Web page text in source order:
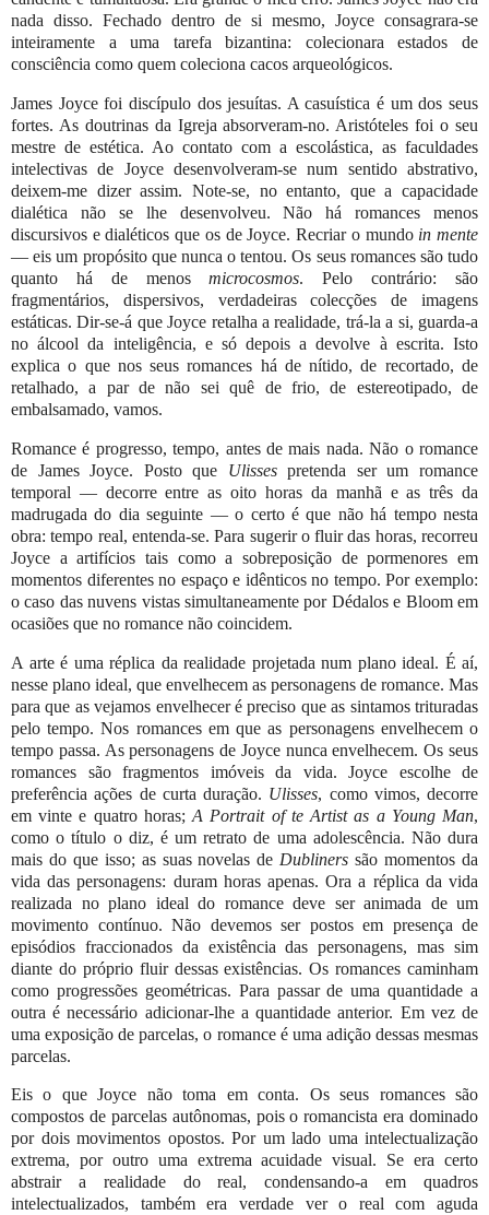
nada disso. Fechado dentro de si mesmo, Joyce consagrara-se
inteiramente a uma tarefa bizantina: colecionara estados de
consciência como quem coleciona cacos arqueológicos.
James Joyce foi discípulo dos jesuítas. A casuística é um dos seus
fortes. As doutrinas da Igreja absorveram-no. Aristóteles foi o seu
mestre de estética. Ao contato com a escolástica, as faculdades
intelectivas de Joyce desenvolveram-se num sentido abstrativo,
deixem-me dizer assim. Note-se, no entanto, que a capacidade
dialética não se lhe desenvolveu. Não há romances menos
discursivos e dialéticos que os de Joyce. Recriar o mundo in mente
— eis um propósito que nunca o tentou. Os seus romances são tudo
quanto há de menosmicrocosmos. Pelo contrário: são
fragmentários, dispersivos, verdadeiras colecções de imagens
estáticas. Dir-se-á que Joyce retalha a realidade, trá-la a si, guarda-a
no álcool da inteligência, e só depois a devolve à escrita. Isto
explica o que nos seus romances há de nítido, de recortado, de
retalhado, a par de não sei quê de frio, de estereotipado, de
embalsamado, vamos.
Romance é progresso, tempo, antes de mais nada. Não o romance
de James Joyce. Posto que Ulissespretenda ser um romance
temporal — decorre entre as oito horas da manhã e as três da
madrugada do dia seguinte — o certo é que não há tempo nesta
obra: tempo real, entenda-se. Para sugerir o fluir das horas, recorreu
Joyce a artifícios tais como a sobreposição de pormenores em
momentos diferentes no espaço e idênticos no tempo. Por exemplo:
o caso das nuvens vistas simultaneamente por Dédalos e Bloom em
ocasiões que no romance não coincidem.
A arte é uma réplica da realidade projetada num plano ideal. É aí,
nesse plano ideal, que envelhecem as personagens de romance. Mas
para que as vejamos envelhecer é preciso que as sintamos trituradas
pelo tempo. Nos romances em que as personagens envelhecem o
tempo passa. As personagens de Joyce nunca envelhecem. Os seus
romances são fragmentos imóveis da vida. Joyce escolhe de
preferência ações de curta duração. Ulisses, como vimos, decorre
em vinte e quatro horas;A Portrait of te Artist as a Young Man,
como o título o diz, é um retrato de uma adolescência. Não dura
mais do que isso; as suas novelas de Dubliners são momentos da
vida das personagens: duram horas apenas. Ora a réplica da vida
realizada no plano ideal do romance deve ser animada de um
movimento contínuo. Não devemos ser postos em presença de
episódios fraccionados da existência das personagens, mas sim
diante do próprio fluir dessas existências. Os romances caminham
como progressões geométricas. Para passar de uma quantidade a
outra é necessário adicionar-lhe a quantidade anterior. Em vez de
uma exposição de parcelas, o romance é uma adição dessas mesmas
parcelas.
Eis o que Joyce não toma em conta. Os seus romances são
compostos de parcelas autônomas, pois o romancista era dominado
por dois movimentos opostos. Por um lado uma intelectualização
extrema, por outro uma extrema acuidade visual. Se era certo
abstrair a realidade do real, condensando-a em quadros
intelectualizados, também era verdade ver o real com aguda